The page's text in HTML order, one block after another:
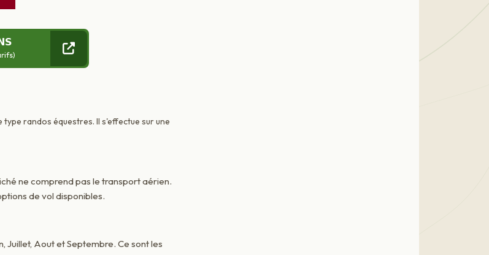
randos équestres. Il s'effectue sur une
ne comprend pas le transport aérien.
de vol disponibles.
Juillet, Aout et Septembre. Ce sont les